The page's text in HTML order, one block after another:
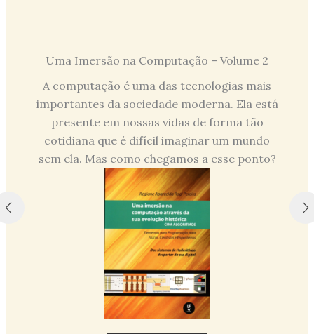
na Computação – Volume 2
é uma das tecnologias mais
da sociedade moderna. Ela está
em nossas vidas de forma tão
que é difícil imaginar um mundo
Mas como chegamos a esse ponto?